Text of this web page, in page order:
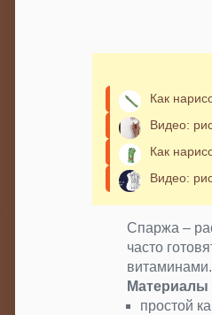
Как
Видео:
Как
Видео:
Спаржа –
часто
Материалы
простой